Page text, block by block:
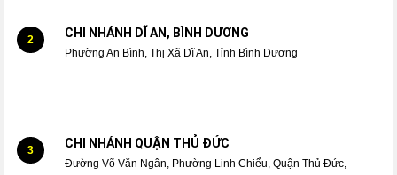
2 CHI NHÁNH DĨ AN, BÌNH DƯƠNG
Phường An Bình, Thị Xã Dĩ An, Tỉnh Bình Dương
3 CHI NHÁNH QUẬN THỦ ĐỨC
Đường Võ Văn Ngân, Phường Linh Chiểu, Quận Thủ Đức,